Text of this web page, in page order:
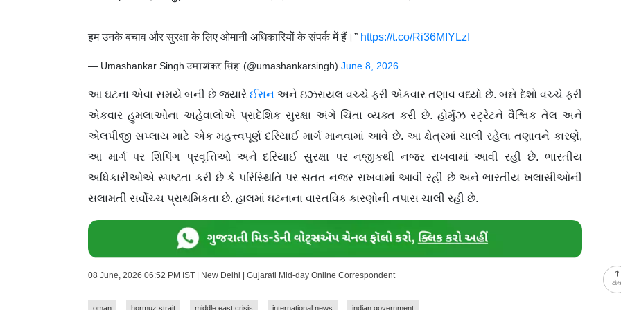
हम उनके बचाव और सुरक्षा के लिए ओमानी अधिकारियों के संपर्क में हैं।” https://t.co/Ri36MIYLzI
— Umashankar Singh उमाशंकर सिंह (@umashankarsingh) June 8, 2026
આ ઘટના એવા સમયે બની છે જ્યારેઈરાનઅને ઇઝરાયલ વચ્ચે ફરી એકવાર તણાવ વધ્યો છે. બન્ને દેશો વચ્ચે ફરી
એકવાર હુમલાઓના અહેવાલોએ પ્રાદેશિક સુરક્ષા અંગે ચિંતા વ્યક્ત કરી છે. હોર્મુઝ સ્ટ્રેટને વૈશ્વિક તેલ અને
એલપીજી સપ્લાય માટે એક મહત્ત્વપૂર્ણ દરિયાઈ માર્ગ માનવામાં આવે છે. આ ક્ષેત્રમાં ચાલી રહેલા તણાવને કારણે,
આ માર્ગ પર શિપિંગ પ્રવૃત્તિઓ અને દરિયાઈ સુરક્ષા પર નજીકથી નજર રાખવામાં આવી રહી છે. ભારતીય
અધિકારીઓએ સ્પષ્ટતા કરી છે કે પરિસ્થિતિ પર સતત નજર રાખવામાં આવી રહી છે અને ભારતીય ખલાસીઓની
સલામતી સર્વોચ્ચ પ્રાથમિકતા છે. હાલમાં ઘટનાના વાસ્તવિક કારણોની તપાસ ચાલી રહી છે.
08 June, 2026 06:52 PM IST | New Delhi | Gujarati Mid-day Online Correspondent
oman hormuz strait middle east crisis international news indian government